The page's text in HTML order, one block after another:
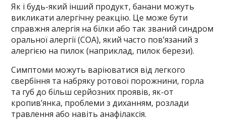
Як і будь-який інший продукт, банани можуть
викликати алергічну реакцію. Це може бути
справжня алергія на білки або так званий синдром
оральної алергії (СОА), який часто пов’язаний з
алергією на пилок (наприклад, пилок берези).
Симптоми можуть варіюватися від легкого
свербіння та набряку ротової порожнини, горла
та губ до більш серйозних проявів, як-от
кропив’янка, проблеми з диханням, розлади
травлення або навіть анафілаксія.